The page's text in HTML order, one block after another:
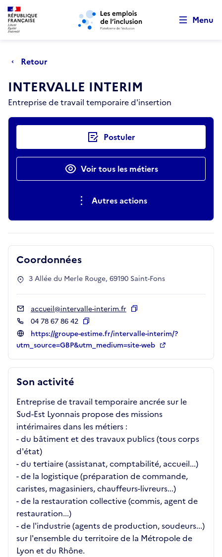
Aller au menu principal Aller au contenu principal
Menu
Retour
INTERVALLE INTERIM
Entreprise de travail temporaire d'insertion
Actions rapides Postuler
Voir tous les métiers
Autres actions
Son activité
Entreprise de travail temporaire ancrée sur le
Sud-Est Lyonnais propose des missions
intérimaires dans les métiers :
- du bâtiment et des travaux publics (tous corps
d'état)
- du tertiaire (assistanat, comptabilité, accueil...)
- de la logistique (préparation de commande,
caristes, magasiniers, chauffeurs-livreurs...)
- de la restauration collective (commis, agent de
restauration...)
- de l'industrie (agents de production, soudeurs...)
sur l'ensemble du territoire de la Métropole de
Lyon et du Rhône.
Coordonnées
3 Allée du Merle Rouge, 69190 Saint-Fons
accueil@intervalle-interim.fr
04 78 67 86 42
Copier
https://groupe-estime.fr/intervalle-interim/?
utm_source=GBP&utm_medium=site-web
Retour au début de la page
Panneau de gestion des cookies